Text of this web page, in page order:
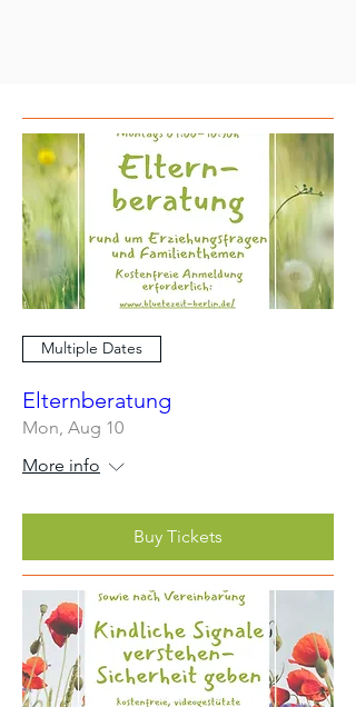
Multiple Dates
Elternberatung
Mon, Aug 10
More info
Buy Tickets